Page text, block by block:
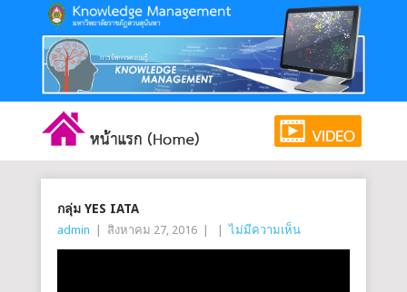
กลุ่ม YES IATA
admin สิงหาคม 27, 2016 ไม่มีความเห็น